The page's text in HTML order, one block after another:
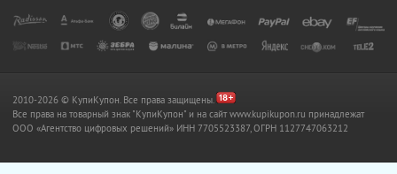
2010-2026 © КупиКупон. Все права защищены.
Все права на товарный знак "КупиКупон" и на сайт www.kupikupon.ru принадлежат
OOO «Агентство цифровых решений» ИНН 7705523387, ОГРН 1127747063212